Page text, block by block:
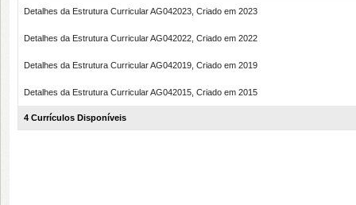
Detalhes da Estrutura Curricular AG042023, Criado em 2023
Detalhes da Estrutura Curricular AG042022, Criado em 2022
Detalhes da Estrutura Curricular AG042019, Criado em 2019
Detalhes da Estrutura Curricular AG042015, Criado em 2015
4 Currículos Disponíveis